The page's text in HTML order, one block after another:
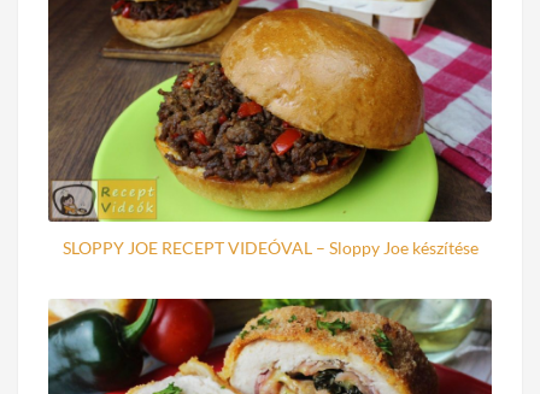
SLOPPY JOE RECEPT VIDEÓVAL – Sloppy Joe készítése